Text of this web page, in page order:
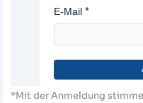
E-Mail
*Mit der Anmeldung